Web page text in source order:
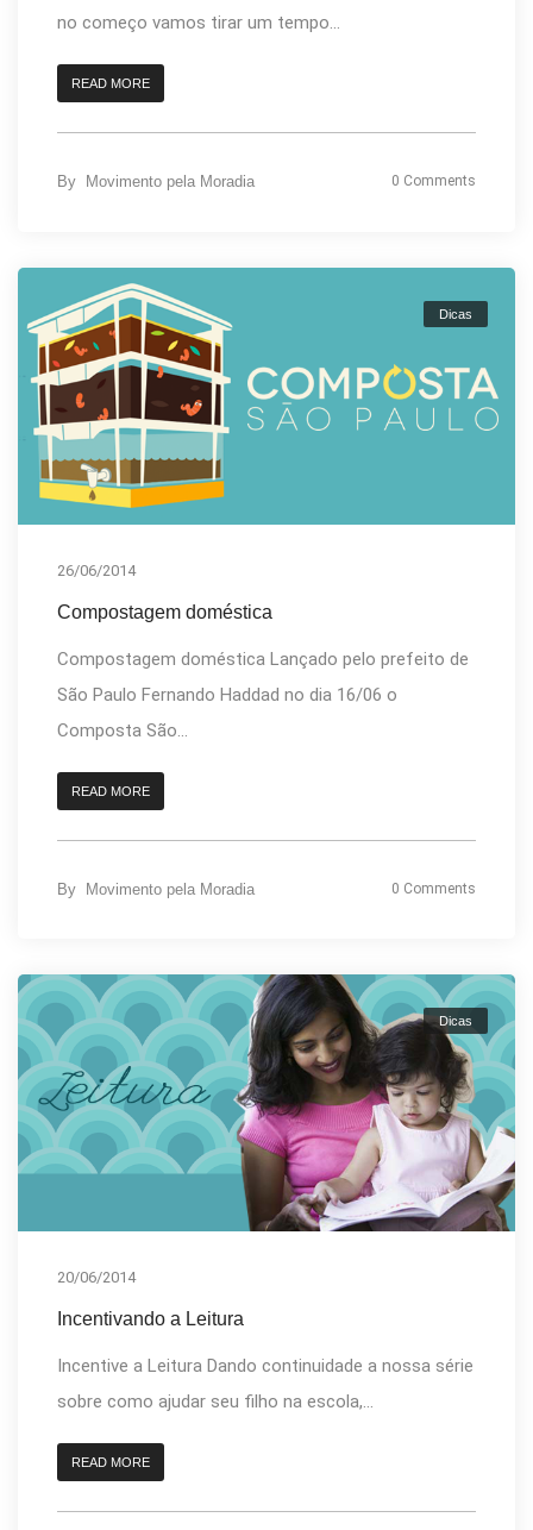
no começo vamos tirar um tempo...
READ MORE
By Movimento pela Moradia 0 Comments
Dicas
26/06/2014
Compostagem doméstica
Compostagem doméstica Lançado pelo prefeito de
São Paulo Fernando Haddad no dia 16/06 o
Composta São...
READ MORE
By Movimento pela Moradia 0 Comments
Dicas
20/06/2014
Incentivando a Leitura
Incentive a Leitura Dando continuidade a nossa série
sobre como ajudar seu filho na escola,...
READ MORE